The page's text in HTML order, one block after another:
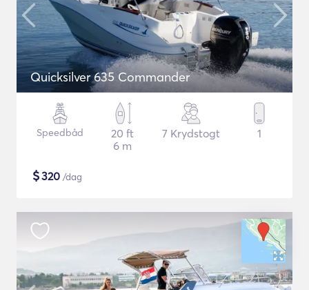
Quicksilver 635 Commander
Speedbåd
20 ft
6 m
7 Krydstogt 1
$320 /dag